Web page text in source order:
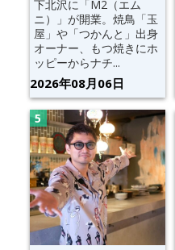
下北沢に「M2（エム
ニ）」が開業。焼鳥「玉
屋」や「つかんと」出身
オーナー、もつ焼きにホ
ッピーからナチ...
2026年08月06日